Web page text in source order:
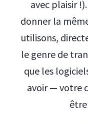
avec plaisir
donner la
utilisons,
le genre de
que les
avoir — votre